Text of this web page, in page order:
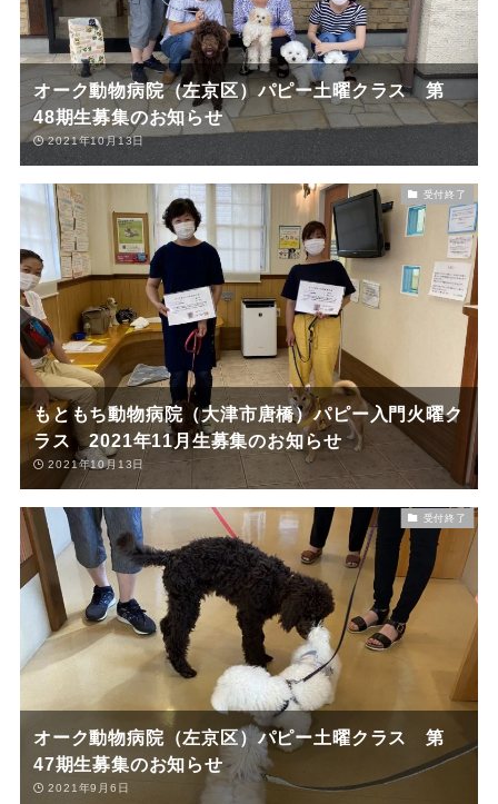
オーク動物病院（左京区）パピー土曜クラス 第
48期生募集のお知らせ
2021年10月13日
受付終了
もともち動物病院（大津市唐橋）パピー入門火曜ク
ラス 2021年11月生募集のお知らせ
2021年10月13日
受付終了
オーク動物病院（左京区）パピー土曜クラス 第
47期生募集のお知らせ
2021年9月6日